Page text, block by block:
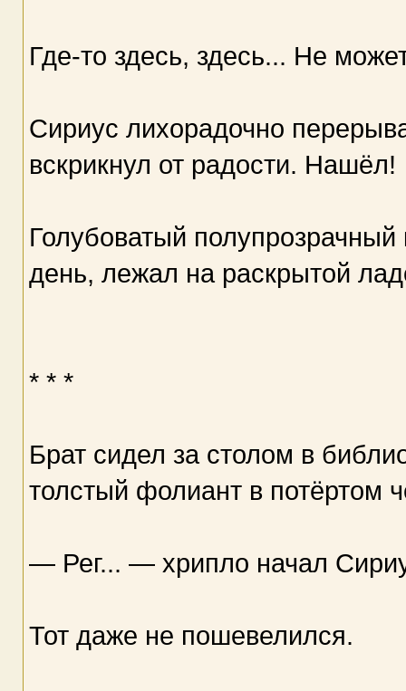
Где-то здесь, здесь... Не
Сириус лихорадочно
вскрикнул от радости. Нашёл!
Голубоватый
день, лежал на раскрытой
* * *
Брат сидел за столом в
толстый фолиант в потёртом
— Рег... — хрипло начал
Тот даже не пошевелился.